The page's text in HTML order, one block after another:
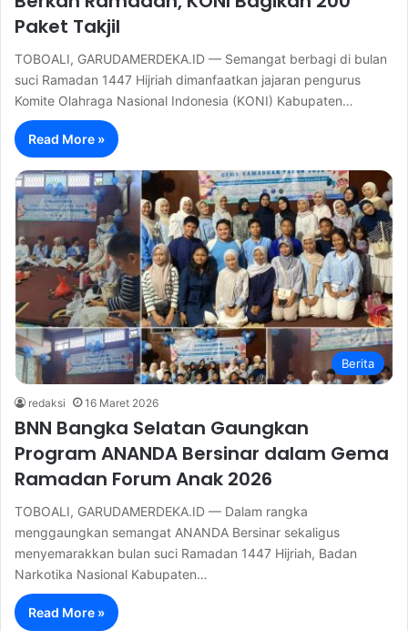
Paket Takjil
TOBOALI, GARUDAMERDEKA.ID — Semangat berbagi di bulan
suci Ramadan 1447 Hijriah dimanfaatkan jajaran pengurus
Komite Olahraga Nasional Indonesia (KONI) Kabupaten…
Read More »
Berita
redaksi 16 Maret 2026
BNN Bangka Selatan Gaungkan
Program ANANDA Bersinar dalam Gema
Ramadan Forum Anak 2026
TOBOALI, GARUDAMERDEKA.ID — Dalam rangka
menggaungkan semangat ANANDA Bersinar sekaligus
menyemarakkan bulan suci Ramadan 1447 Hijriah, Badan
Narkotika Nasional Kabupaten…
Read More »